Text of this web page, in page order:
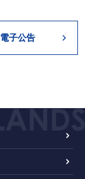
電子公告